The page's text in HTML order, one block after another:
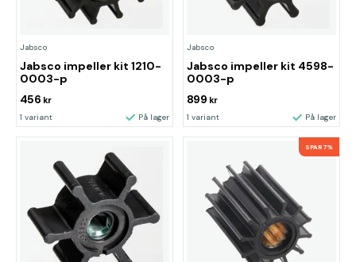
Jabsco
Jabsco impeller kit 1210-
0003-p
456 kr
1 variant På lager
Jabsco
Jabsco impeller kit 4598-
0003-p
899 kr
1 variant På lager
SPAR 7%